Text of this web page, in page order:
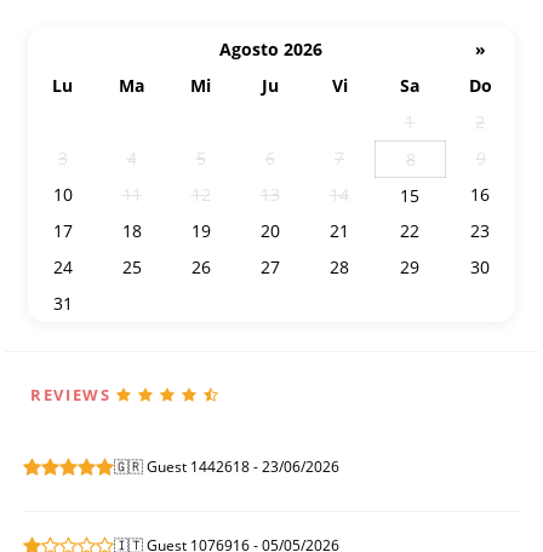
Agosto 2026
»
Lu
Ma Mi Ju Vi Sa
Do
1
2
3
4 5 6 7 8
9
10
11 12 13 14 15
16
17
18 19 20 21 22
23
24
25 26 27 28 29
30
31
REVIEWS
🇬🇷 Guest 1442618 - 23/06/2026
🇮🇹 Guest 1076916 - 05/05/2026